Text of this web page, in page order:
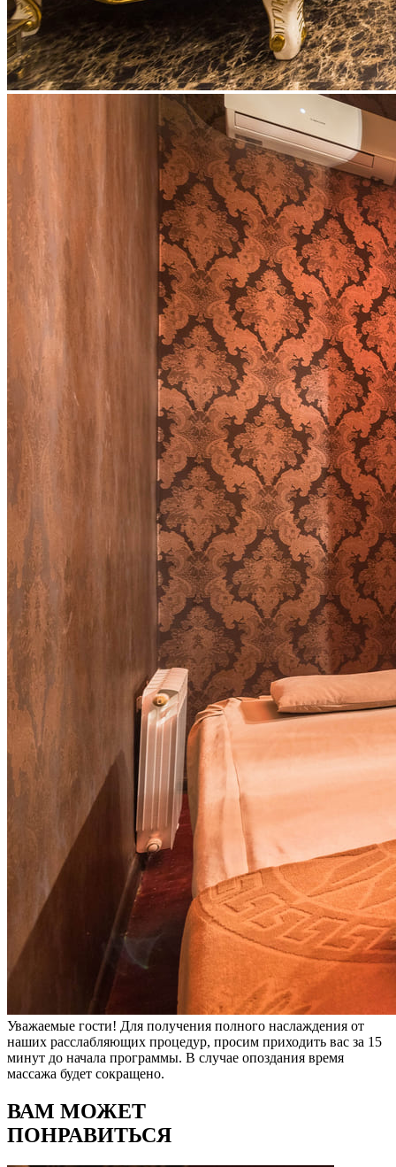
Уважаемые гости! Для получения полного наслаждения от
наших расслабляющих процедур, просим приходить вас за 15
минут до начала программы. В случае опоздания время
массажа будет сокращено.
ВАМ МОЖЕТ
ПОНРАВИТЬСЯ